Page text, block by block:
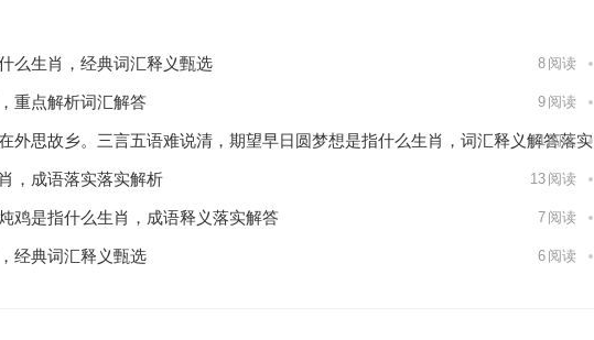
么生肖，经典词汇释义甄选 8 阅读
重点解析词汇解答 9 阅读
外思故乡。三言五语难说清，期望早日圆梦想是指什么生肖，词汇释义解答落实
11阅读
，成语落实落实解析 13 阅读
鸡是指什么生肖，成语释义落实解答 7 阅读
经典词汇释义甄选 6 阅读